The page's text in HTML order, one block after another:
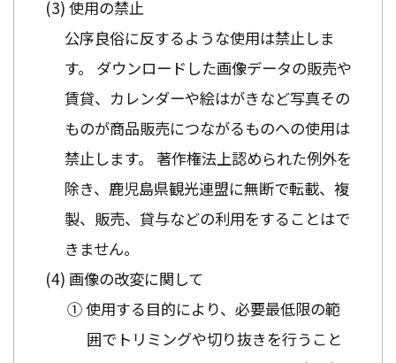
使用の禁止
公序良俗に反するような使用は禁止しま
す。 ダウンロードした画像データの販売や
賃貸、カレンダーや絵はがきなど写真その
ものが商品販売につながるものへの使用は
禁止します。 著作権法上認められた例外を
除き、鹿児島県観光連盟に無断で転載、複
製、販売、貸与などの利用をすることはで
きません。
画像の改変に関して
① 使用する目的により、必要最低限の範
囲でトリミングや切り抜きを行うこと